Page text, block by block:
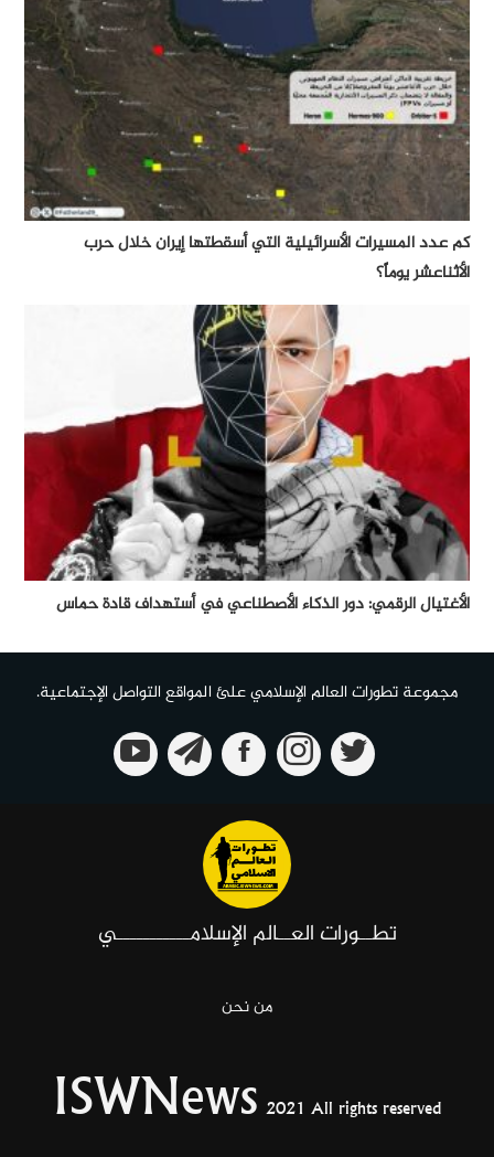
كم عدد المسيرات الأسرائيلية التي أسقطتها إيران خلال حرب
الأثناعشر يوماً؟
الأغتيال الرقمي: دور الذكاء الأصطناعي في أستهداف قادة حماس
مجموعة تطورات العالم الإسلامي علئ المواقع التواصل الإجتماعية.
تطــورات العــالم الإسلامـــــــــــي
من نحن
ISWNews 2021 All rights reserved